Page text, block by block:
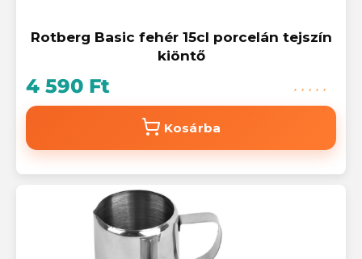
Rotberg Basic fehér 15cl porcelán tejszín
kiöntő
4 590 Ft
Kosárba